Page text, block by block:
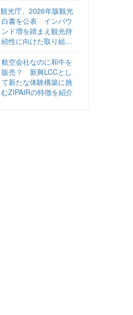
観光庁、2026年版観光
白書を公表 インバウ
ンド増を踏まえ観光持
続性に向けた取り組み
航空会社なのに和牛を
販売？ 新興LCCとし
て新たな体験構築に挑
むZIPAIRの特徴を紹介